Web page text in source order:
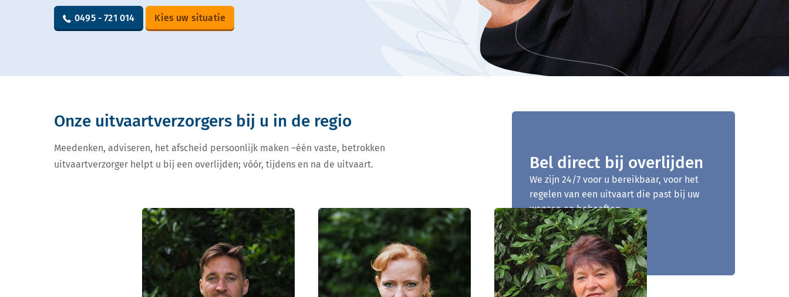
0495 - 721 014 Kies uw situatie
Bel direct bij overlijden
We zijn 24/7 voor u bereikbaar, voor het
regelen van een uitvaart die past bij uw
wensen en behoeften.
0495 - 721 014
Onze uitvaartverzorgers bij u in de regio
Meedenken, adviseren, het afscheid persoonlijk maken –één vaste, betrokken
uitvaartverzorger helpt u bij een overlijden; vóór, tijdens en na de uitvaart.